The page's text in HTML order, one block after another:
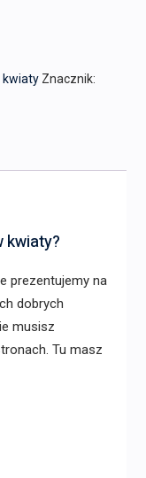
kwiaty Znacznik:
kwiaty?
prezentujemy na
dobrych
musisz
Tu masz